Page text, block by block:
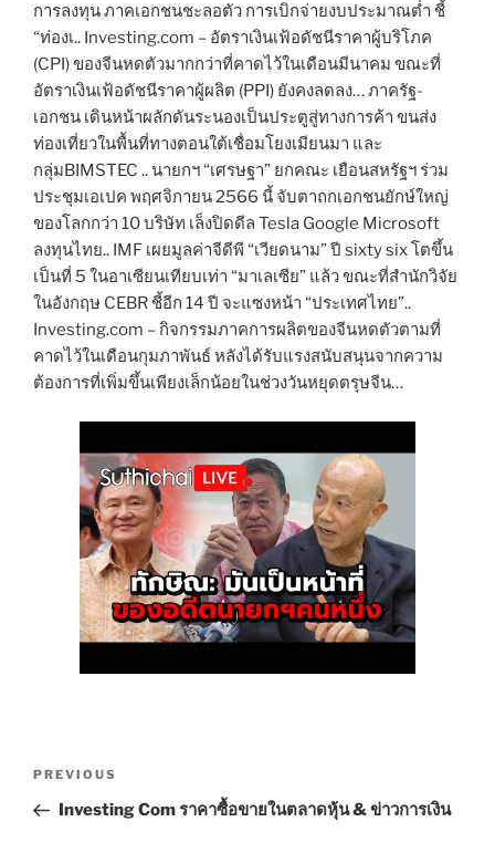
การลงทุน ภาคเอกชนชะลอตัว การเบิกจ่ายงบประมาณต่ำ ชี้
“ท่องเ.. Investing.com – อัตราเงินเฟ้อดัชนีราคาผู้บริโภค
(CPI) ของจีนหดตัวมากกว่าที่คาดไว้ในเดือนมีนาคม ขณะที่
อัตราเงินเฟ้อดัชนีราคาผู้ผลิต (PPI) ยังคงลดลง… ภาครัฐ-
เอกชน เดินหน้าผลักดันระนองเป็นประตูสู่ทางการค้า ขนส่ง
ท่องเที่ยวในพื้นที่ทางตอนใต้เชื่อมโยงเมียนมา และ
กลุ่มBIMSTEC .. นายกฯ “เศรษฐา” ยกคณะ เยือนสหรัฐฯ ร่วม
ประชุมเอเปค พฤศจิกายน 2566 นี้ จับตาถกเอกชนยักษ์ใหญ่
ของโลกกว่า 10 บริษัท เล็งปิดดีล Tesla Google Microsoft
ลงทุนไทย.. IMF เผยมูลค่าจีดีพี “เวียดนาม” ปี sixty six โตขึ้น
เป็นที่ 5 ในอาเซียนเทียบเท่า “มาเลเซีย” แล้ว ขณะที่สำนักวิจัย
ในอังกฤษ CEBR ชี้อีก 14 ปี จะแซงหน้า “ประเทศไทย”..
Investing.com – กิจกรรมภาคการผลิตของจีนหดตัวตามที่
คาดไว้ในเดือนกุมภาพันธ์ หลังได้รับแรงสนับสนุนจากความ
ต้องการที่เพิ่มขึ้นเพียงเล็กน้อยในช่วงวันหยุดตรุษจีน…
Previous
Post
PREVIOUS
Investing Com ราคาซื้อขายในตลาดหุ้น & ข่าวการเงิน